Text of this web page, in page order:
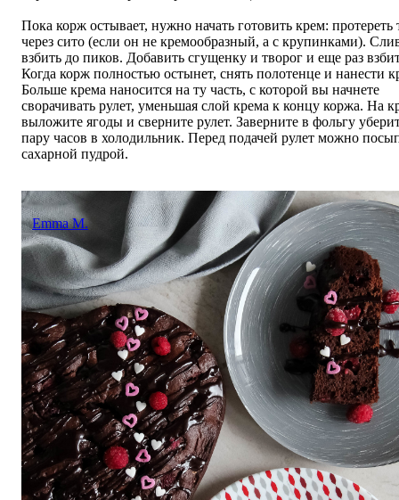
Пока корж остывает, нужно начать готовить крем: протереть
через сито (если он не кремообразный, а с крупинками).
взбить до пиков. Добавить сгущенку и творог и еще раз
Когда корж полностью остынет, снять полотенце и нанести
Больше крема наносится на ту часть, с которой вы начнете
сворачивать рулет, уменьшая слой крема к концу коржа. На
выложите ягоды и сверните рулет. Заверните в фольгу
пару часов в холодильник. Перед подачей рулет можно
сахарной пудрой.
Emma M.